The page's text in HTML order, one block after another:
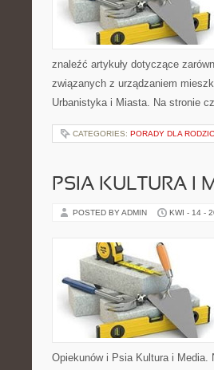
znaleźć artykuły dotyczące
związanych z urządzaniem
Urbanistyka i Miasta. Na stronie
CATEGORIES: PORADY DLA
PSIA KULTURA I
POSTED BY ADMIN KWI - 14 -
Opiekunów i Psia Kultura i